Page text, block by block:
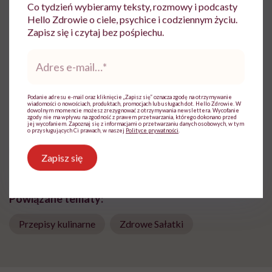
masz.talerz – duet fotografów, na co dzień
współpracujących z organizacją Slow Food
więcej zdjęć sięgnijcie na
Zobacz profil
Udostępnij
Powiązane tematy:
Przepisy kulinarne Zdrowe Sałatki
Co tydzień wybieramy teksty, rozmowy i podcasty
Hello Zdrowie o ciele, psychice i codziennym życiu.
Zapisz się i czytaj bez pośpiechu.
*
Podanie adresu e-mail oraz kliknięcie „Zapisz się” oznacza zgodę na otrzymywanie
wiadomości o nowościach, produktach, promocjach lub usługach dot. Hello Zdrowie. W
dowolnym momencie możesz zrezygnować z otrzymywania newslettera. Wycofanie
zgody nie ma wpływu na zgodność z prawem przetwarzania, którego dokonano przed
jej wycofaniem. Zapoznaj się z informacjami o przetwarzaniu danych osobowych, w tym
o przysługujących Ci prawach, w naszej Polityce prywatności
Zapisz się